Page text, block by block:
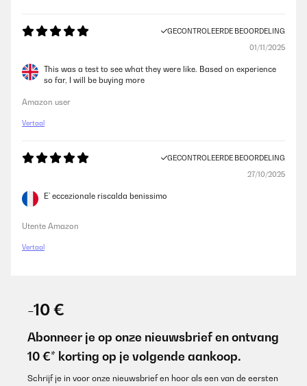
GECONTROLEERDE BEOORDELING
01/11/2025
This was a test to see what they were like. Based on experience
so far, I will be buying more
Amazon user
Vertaal
GECONTROLEERDE BEOORDELING
27/10/2025
E’ eccezionale riscalda benissimo
Utente Amazon
Vertaal
-10 €
Abonneer je op onze nieuwsbrief en ontvang
10 €* korting op je volgende aankoop.
Schrijf je in voor onze nieuwsbrief en hoor als een van de eersten